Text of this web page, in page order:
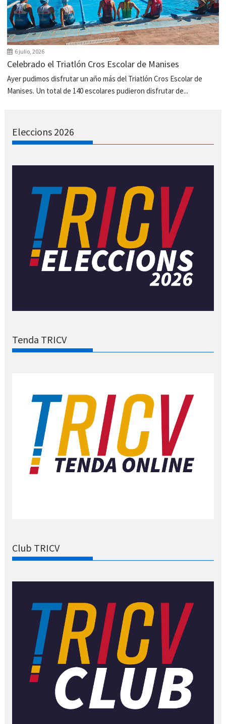
6 julio, 2026
Celebrado el Triatlón Cros Escolar de Manises
Ayer pudimos disfrutar un año más del Triatlón Cros Escolar de
Manises. Un total de 140 escolares pudieron disfrutar de...
Eleccions 2026
Tenda TRICV
Club TRICV